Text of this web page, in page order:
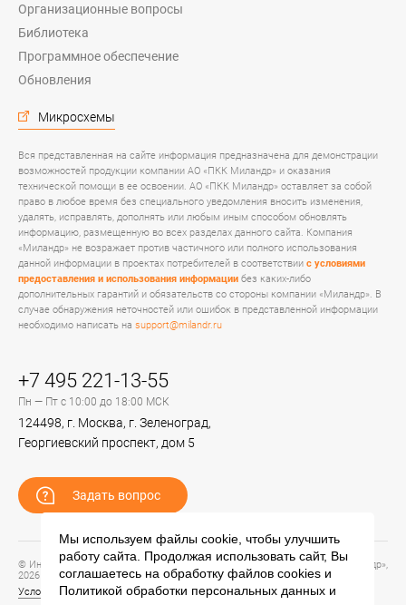
Организационные вопросы
Библиотека
Программное обеспечение
Обновления
Микросхемы
Вся представленная на сайте информация предназначена для демонстрации
возможностей продукции компании АО «ПКК Миландр» и оказания
технической помощи в ее освоении. АО «ПКК Миландр» оставляет за собой
право в любое время без специального уведомления вносить изменения,
удалять, исправлять, дополнять или любым иным способом обновлять
информацию, размещенную во всех разделах данного сайта. Компания
«Миландр» не возражает против частичного или полного использования
данной информации в проектах потребителей в соответствии с условиями
предоставления и использования информации без каких-либо
дополнительных гарантий и обязательств со стороны компании «Миландр». В
случае обнаружения неточностей или ошибок в представленной информации
необходимо написать на support@milandr.ru
+7 495 221-13-55
Пн — Пт с 10:00 до 18:00 МСК
124498, г. Москва, г. Зеленоград,
Георгиевский проспект, дом 5
Задать вопрос
© Информационный портал технической поддержки ЦП ИС АО «ПКК Миландр»,
2026
Условия предоставления и использования информации
Мы используем файлы cookie, чтобы улучшить
работу сайта. Продолжая использовать сайт, Вы
соглашаетесь на обработку файлов cookies и
Политикой обработки персональных данных и